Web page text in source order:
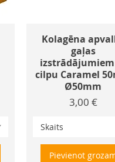
Kolagēna
gaļas
cilpu Caramel
Ø50mm
Cena
3,00 €
Skaits
Pievienot